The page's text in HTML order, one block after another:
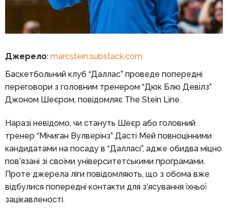
Джерело: marcstein.substack.com
Баскетбольний клуб “Даллас” проведе попередні
переговори з головним тренером “Дюк Блю Девілз”
Джоном Шеєром, повідомляє The Stein Line.
Наразі невідомо, чи стануть Шеєр або головний
тренер “Мічиган Вулверінз” Дасті Мей повноцінними
кандидатами на посаду в “Далласі”, адже обидва міцно
пов’язані зі своїми університетськими програмами.
Проте джерела ліги повідомляють, що з обома вже
відбулися попередні контакти для з’ясування їхньої
зацікавленості.